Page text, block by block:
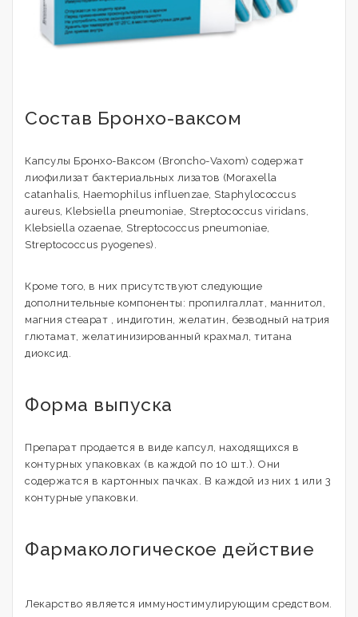
Состав Бронхо-ваксом
Капсулы Бронхо-Ваксом (Broncho-Vaxom) содержат
лиофилизат бактериальных лизатов (Moraxella
catanhalis, Haemophilus influenzae, Staphylococcus
aureus, Klebsiella pneumoniae, Streptococcus viridans,
Klebsiella ozaenae, Streptococcus pneumoniae,
Streptococcus pyogenes).
Кроме того, в них присутствуют следующие
дополнительные компоненты: пропилгаллат, маннитол,
магния стеарат , индиготин, желатин, безводный натрия
глютамат, желатинизированный крахмал, титана
диоксид.
Форма выпуска
Препарат продается в виде капсул, находящихся в
контурных упаковках (в каждой по 10 шт.). Они
содержатся в картонных пачках. В каждой из них 1 или 3
контурные упаковки.
Фармакологическое действие
Лекарство является иммуностимулирующим средством.